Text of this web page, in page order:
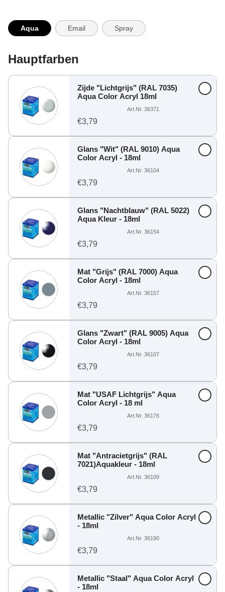
Aqua Email Spray
Hauptfarben
Zijde "Lichtgrijs" (RAL 7035)
Aqua Color Acryl 18ml
Art.Nr. 36371
€3,79
Glans "Wit" (RAL 9010) Aqua
Color Acryl - 18ml
Art.Nr. 36104
€3,79
Glans "Nachtblauw" (RAL 5022)
Aqua Kleur - 18ml
Art.Nr. 36154
€3,79
Mat "Grijs" (RAL 7000) Aqua
Color Acryl - 18ml
Art.Nr. 36157
€3,79
Glans "Zwart" (RAL 9005) Aqua
Color Acryl - 18ml
Art.Nr. 36107
€3,79
Mat "USAF Lichtgrijs" Aqua
Color Acryl - 18 ml
Art.Nr. 36176
€3,79
Mat "Antracietgrijs" (RAL
7021)Aquakleur - 18ml
Art.Nr. 36109
€3,79
Metallic "Zilver" Aqua Color Acryl
- 18ml
Art.Nr. 36190
€3,79
Metallic "Staal" Aqua Color Acryl
- 18ml